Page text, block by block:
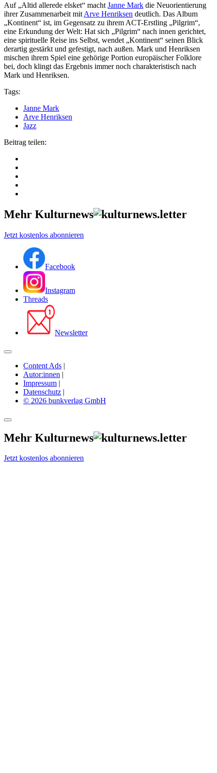
Auf „Altid allerede elsket“ macht Janne Mark die Neuorientierung
ihrer Zusammenarbeit mit Arve Henriksen deutlich. Das Album
„Kontinent“ ist, im Gegensatz zu ihrem ACT-Erstling „Pilgrim“,
eine Erkundung der Welt: Hat sich „Pilgrim“ nach innen gerichtet,
eine spirituelle Reise ins Selbst, wendet „Kontinent“ seinen Blick
derartig gestärkt und gefestigt, nach außen. Mark und Henriksen
mischen ihrem Spiel eine gehörige Portion europäischer Folklore
bei, doch klingt das Ergebnis immer noch charakteristisch nach
Mark und Henriksen.
Tags:
Janne Mark
Arve Henriksen
Jazz
Beitrag teilen:
Mehr Kulturnews
Jetzt kostenlos abonnieren
Facebook
Instagram
Threads
Newsletter
Content Ads |
Autor:innen |
Impressum |
Datenschutz |
© 2026 bunkverlag GmbH
Mehr Kulturnews
Jetzt kostenlos abonnieren